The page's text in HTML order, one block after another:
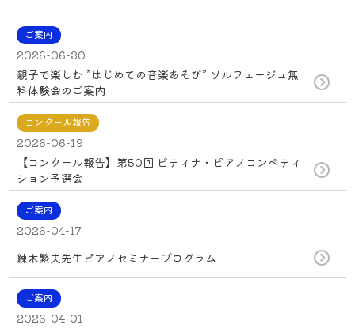
ご案内
2026-06-30
親子で楽しむ ”はじめての音楽あそび” ソルフェージュ無
料体験会のご案内
コンクール報告
2026-06-19
【コンクール報告】第50回 ピティナ・ピアノコンペティ
ション予選会
ご案内
2026-04-17
練木繁夫先生ピアノセミナープログラム
ご案内
2026-04-01